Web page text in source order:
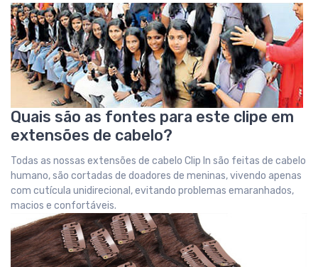
Quais são as fontes para este clipe em
extensões de cabelo?
Todas as nossas extensões de cabelo Clip In são feitas de cabelo
humano, são cortadas de doadores de meninas, vivendo apenas
com cutícula unidirecional, evitando problemas emaranhados,
macios e confortáveis.